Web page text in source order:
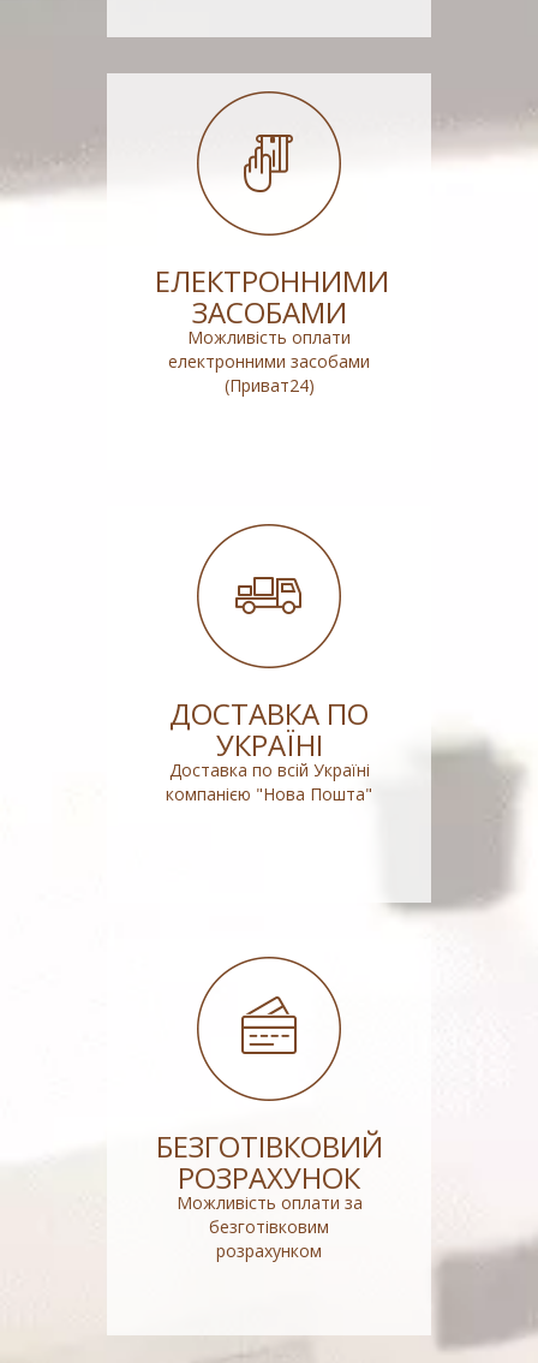
ЕЛЕКТРОННИМИ
ЗАСОБАМИ
Можливість оплати
електронними засобами
(Приват24)
ДОСТАВКА ПО
УКРАЇНІ
Доставка по всій Україні
компанією "Нова Пошта"
БЕЗГОТІВКОВИЙ
РОЗРАХУНОК
Можливість оплати за
безготівковим
розрахунком